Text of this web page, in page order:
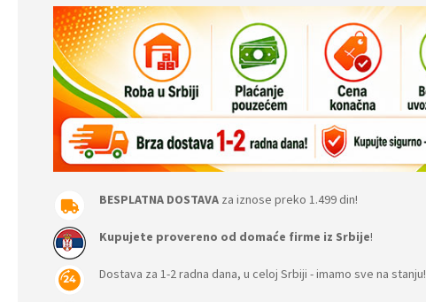
BESPLATNA DOSTAVA za iznose preko 1.499 din!
Kupujete provereno od domaće firme iz Srbije!
Dostava za 1-2 radna dana, u celoj Srbiji - imamo sve na stanju!